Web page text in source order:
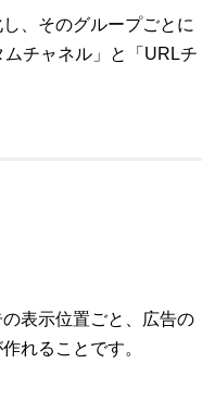
、そのグループごとに
チャネル」と「URLチ
表示位置ごと、広告の
れることです。